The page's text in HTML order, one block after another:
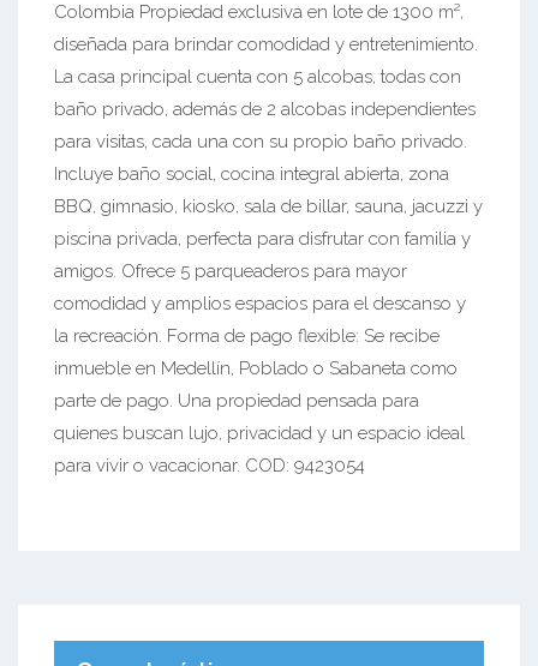
Colombia Propiedad exclusiva en lote de 1300 m²,
diseñada para brindar comodidad y entretenimiento.
La casa principal cuenta con 5 alcobas, todas con
baño privado, además de 2 alcobas independientes
para visitas, cada una con su propio baño privado.
Incluye baño social, cocina integral abierta, zona
BBQ, gimnasio, kiosko, sala de billar, sauna, jacuzzi y
piscina privada, perfecta para disfrutar con familia y
amigos. Ofrece 5 parqueaderos para mayor
comodidad y amplios espacios para el descanso y
la recreación. Forma de pago flexible: Se recibe
inmueble en Medellín, Poblado o Sabaneta como
parte de pago. Una propiedad pensada para
quienes buscan lujo, privacidad y un espacio ideal
para vivir o vacacionar. COD: 9423054